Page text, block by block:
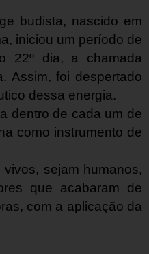
budista, nascido em
iniciou um período de
22º dia, a chamada
Assim, foi despertado
dessa energia.
dentro de cada um de
como instrumento de
sejam humanos,
que acabaram de
com a aplicação da